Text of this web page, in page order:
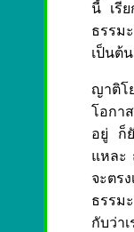
นี้ เรีย
ธรรม
เป็นต้
ญาติโ
โอกา
อยู่ ก็
แหละ
จะตร
ธรรม
กับว่า